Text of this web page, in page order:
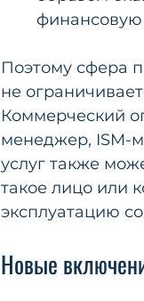
финансовую
Поэтому сфера
не
Коммерческий
менеджер, ISM-
услуг также
такое лицо или
эксплуатацию
Новые